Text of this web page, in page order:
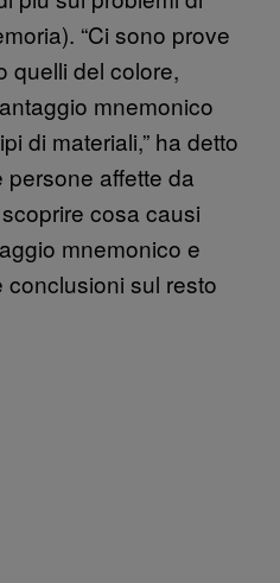
“Ci sono prove
quelli del colore,
mnemonico
di materiali,” ha detto
persone affette da
cosa causi
mnemonico e
conclusioni sul resto